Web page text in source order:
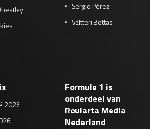
Sergio Pérez
Valtteri Bottas
2026
Formule 1 is
onderdeel van
Roularta Media
Nederland